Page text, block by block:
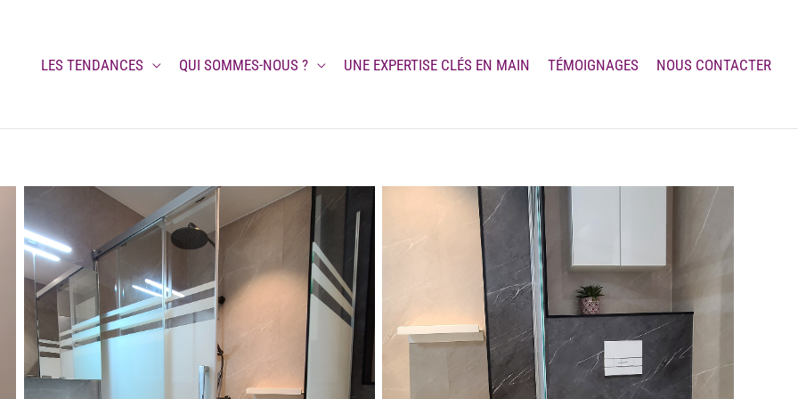
LES TENDANCES QUI SOMMES-NOUS ? UNE EXPERTISE CLÉS EN MAIN TÉMOIGNAGES NOUS CONTACTER